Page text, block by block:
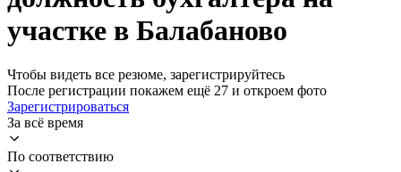
участке в Балабаново
Чтобы видеть все резюме, зарегистрируйтесь
После регистрации покажем ещё 27 и откроем фото
Зарегистрироваться
За всё время
По соответствию